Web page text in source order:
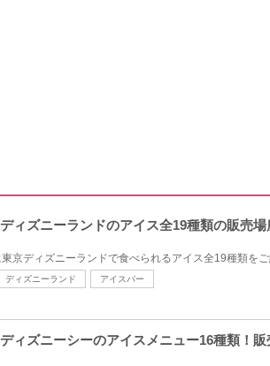
ディズニーランドのアイス全19種類の販売場
京ディズニーランドで食べられるアイス全19種類を
ディズニーランド アイスバー
ディズニーシーのアイスメニュー16種類！